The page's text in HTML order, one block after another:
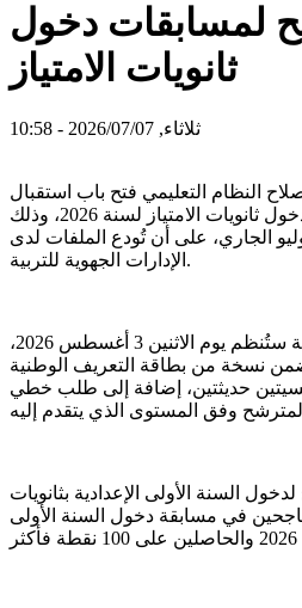
لمسابقات دخول
ثانويات الامتياز
ثلاثاء, 2026/07/07 - 10:58
النظام التعليمي فتح باب استقبال
ملفات الترشح لمسابقة دخول ثانويات الامتياز لسنة 2026، وذلك
الفترة من 6 إلى 21 يوليو الجاري، على أن تُودع الملفات لدى
الإدارات الجهوية للتربية.
وقالت الوزارة إن المسابقة ستُنظم يوم الاثنين 3 أغسطس 2026،
نسخة من بطاقة التعريف الوطنية
حديثتين، إضافة إلى طلب خطي
السنة الأولى الإعدادية بثانويات
في مسابقة دخول السنة الأولى